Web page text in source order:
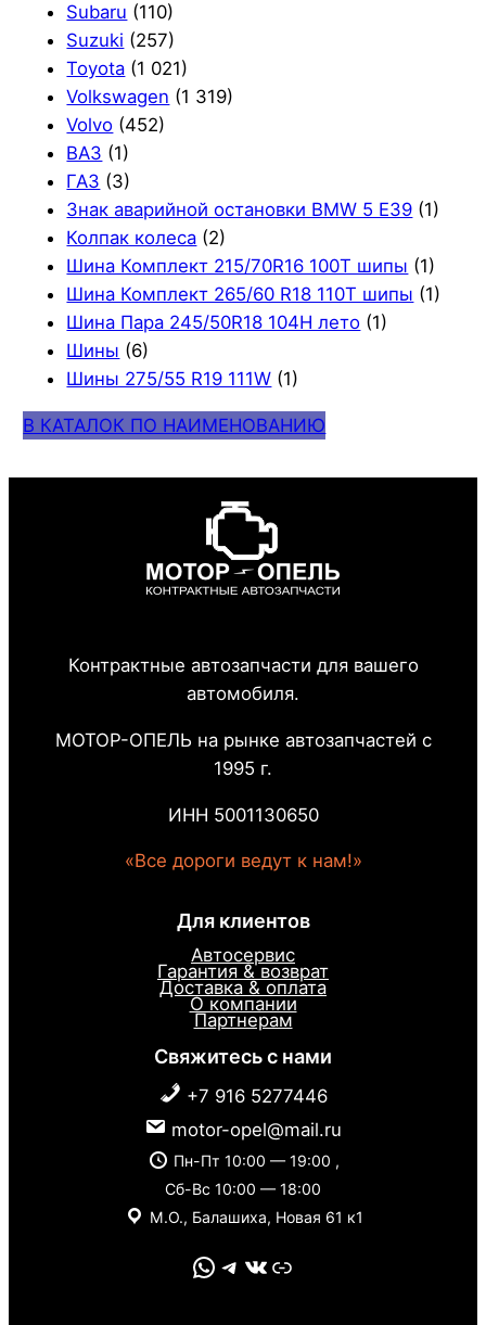
Subaru (110)
Suzuki (257)
Toyota (1 021)
Volkswagen (1 319)
Volvo (452)
ВАЗ (1)
ГАЗ (3)
Знак аварийной остановки BMW 5 E39 (1)
Колпак колеса (2)
Шина Комплект 215/70R16 100T шипы (1)
Шина Комплект 265/60 R18 110T шипы (1)
Шина Пара 245/50R18 104H лето (1)
Шины (6)
Шины 275/55 R19 111W (1)
В КАТАЛОК ПО НАИМЕНОВАНИЮ
Контрактные автозапчасти для вашего
автомобиля.
МОТОР-ОПЕЛЬ на рынке автозапчастей с
1995 г.
ИНН 5001130650
«Все дороги ведут к нам!»
Для клиентов
Автосервис
Гарантия & возврат
Доставка & оплата
О компании
Партнерам
Свяжитесь с нами
+7 916 5277446
motor-opel@mail.ru
Пн-Пт 10:00 — 19:00 ,
Сб-Вс 10:00 — 18:00
М.О., Балашиха, Новая 61 к1
WhatsApp Telegram VK Link